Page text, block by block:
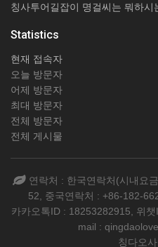
칭사투어길잡이 명걸씨는 뭐하시
Statistics
현재 접속자
오늘 방문자
어제 방문자
최대 방문자
전체 방문자
전체 게시물
연락처 : 한국연락처(시내요
52, 중국연락처 : +86-182-
카카오톡ID : 18253282915, 위
mail :
칭다오